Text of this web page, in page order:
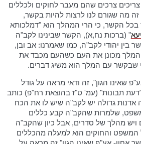
צרכים שהם מעבר לחוקים ולכללים
זה מה שגורם לנו לרצות להיות בקשר,
הקשר, כי הרי המהלך הוא "דמלכותא
" (ברכות נח,א), הקשר שבינינו לקב"ה
בין יהודי לקב"ה, כמו שאמרנו: אב ובן,
המלך מכונן את העם כשהעם מכבד את
שבקשר עם המלך הוא משיג דברים.
שאינו הגון", זה ודאי מראה על גודל
תבונות" (עמ' ט"ז בהוצאת רח"פ) כותב
אדנות גדולה יש לקב"ה שיש לו את הכח
שלמרות שהקב"ה קבע כללים
ויש מהלך של סדרים, אבל כיון שהקב"ה
המשפט והחוקים הוא למעלה מהכללים